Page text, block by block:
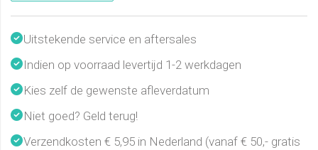
Uitstekende service en aftersales
Indien op voorraad levertijd 1-2 werkdagen
Kies zelf de gewenste afleverdatum
Niet goed? Geld terug!
Verzendkosten € 5,95 in Nederland (vanaf € 50,- gratis